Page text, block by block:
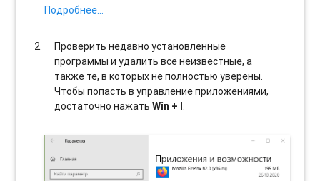
Подробнее…
Проверить недавно установленные
программы и удалить все неизвестные, а
также те, в которых не полностью уверены.
Чтобы попасть в управление приложениями,
достаточно нажатьWin + I.